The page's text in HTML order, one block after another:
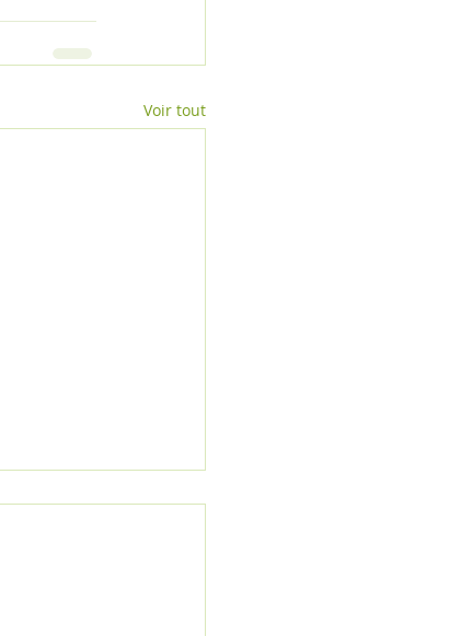
Voir tout